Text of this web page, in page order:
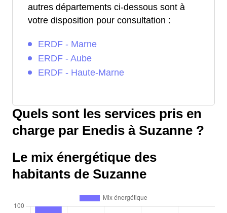
autres départements ci-dessous sont à
votre disposition pour consultation :
ERDF - Marne
ERDF - Aube
ERDF - Haute-Marne
Quels sont les services pris en
charge par Enedis à Suzanne ?
Le mix énergétique des
habitants de Suzanne